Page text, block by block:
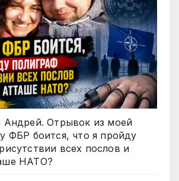
Андрей. Отрывок из моей
ФБР боится, что я пройду
всех послов и
НАТО?